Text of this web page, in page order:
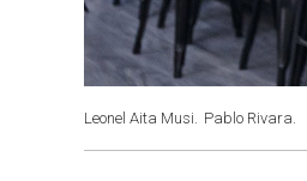
Leonel Aita Musi. Pablo Rivara.